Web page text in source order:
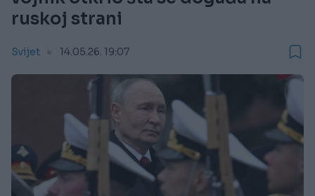
ruskoj strani
Svijet 14.05.26. 19:07